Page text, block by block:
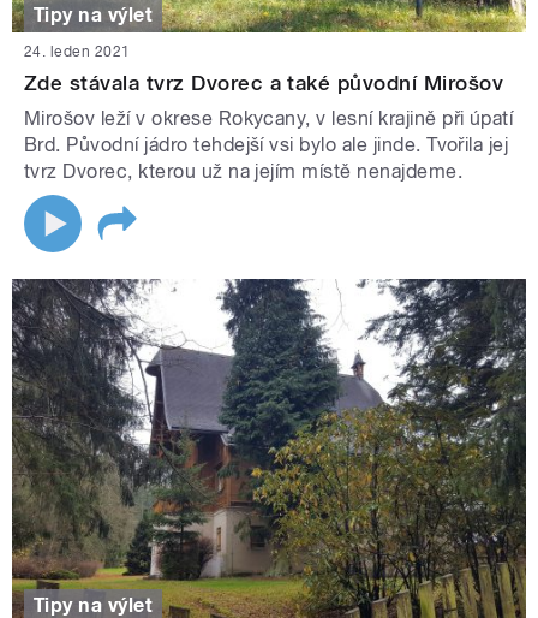
Tipy na výlet
24. leden 2021
Zde stávala tvrz Dvorec a také původní Mirošov
Mirošov leží v okrese Rokycany, v lesní krajině při úpatí
Brd. Původní jádro tehdejší vsi bylo ale jinde. Tvořila jej
tvrz Dvorec, kterou už na jejím místě nenajdeme.
Tipy na výlet